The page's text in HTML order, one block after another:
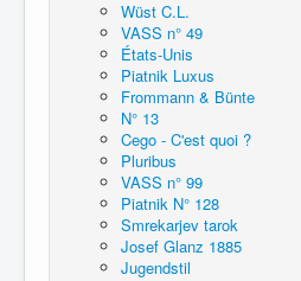
Wüst C.L.
VASS n° 49
États-Unis
Piatnik Luxus
Frommann & Bünte
N° 13
Cego - C'est quoi ?
Pluribus
VASS n° 99
Piatnik N° 128
Smrekarjev tarok
Josef Glanz 1885
Jugendstil